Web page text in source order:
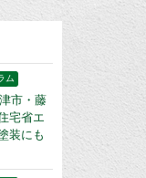
ム
市・藤
宅省エ
装にも